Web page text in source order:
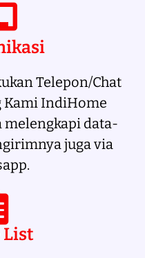
Telepon/Chat
Kami IndiHome
melengkapi data-
juga via
List